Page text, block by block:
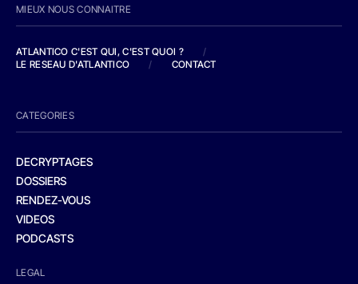
MIEUX NOUS CONNAITRE
ATLANTICO C'EST QUI, C'EST QUOI ?
/
LE RESEAU D'ATLANTICO
/ CONTACT
CATEGORIES
DECRYPTAGES
DOSSIERS
RENDEZ-VOUS
VIDEOS
PODCASTS
LEGAL